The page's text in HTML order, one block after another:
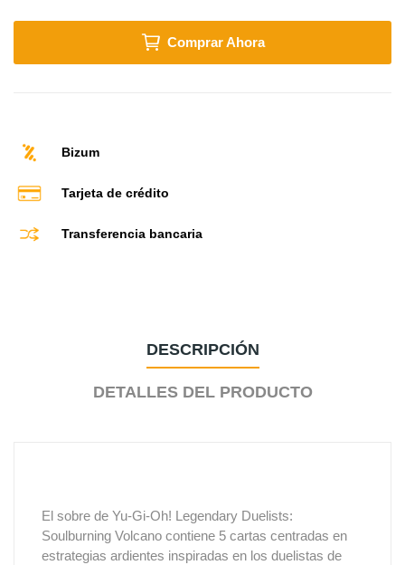
Comprar Ahora
Bizum
Tarjeta de crédito
Transferencia bancaria
DESCRIPCIÓN
DETALLES DEL PRODUCTO
El sobre de Yu-Gi-Oh! Legendary Duelists:
Soulburning Volcano contiene 5 cartas centradas en
estrategias ardientes inspiradas en los duelistas de